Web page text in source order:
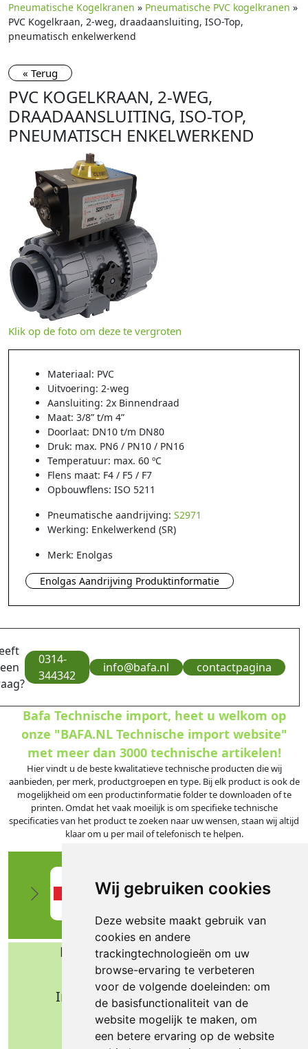
Wij gebruiken cookies
Deze website maakt gebruik van
cookies en andere
trackingtechnologieën om uw
browse-ervaring te verbeteren
voor de volgende doeleinden: om
de basisfunctionaliteit van de
website mogelijk te maken, om
een betere ervaring op de website
Pneumatische Kogelkranen » Pneumatische PVC kogelkranen »
PVC Kogelkraan, 2-weg, draadaansluiting, ISO-Top,
pneumatisch enkelwerkend
« Terug
PVC KOGELKRAAN, 2-WEG,
DRAADAANSLUITING, ISO-TOP,
PNEUMATISCH ENKELWERKEND
Klik op de foto om deze te vergroten
Materiaal: PVC
Uitvoering: 2-weg
Aansluiting: 2x Binnendraad
Maat: 3/8” t/m 4”
Doorlaat: DN10 t/m DN80
Druk: max. PN6 / PN10 / PN16
Temperatuur: max. 60 ºC
Flens maat: F4 / F5 / F7
Opbouwflens: ISO 5211
Pneumatische aandrijving: S2971
Werking: Enkelwerkend (SR)
Merk: Enolgas
Enolgas Aandrijving Produktinformatie
0314-
344342
info@bafa.nl contactpagina
Bafa Technische import, heet u welkom op
onze "BAFA.NL Technische import website"
met meer dan 3000 technische artikelen!
Hier vindt u de beste kwalitatieve technische producten die wij
aanbieden, per merk, productgroepen en type. Bij elk product is ook de
mogelijkheid om een productinformatie folder te downloaden of te
printen. Omdat het vaak moeilijk is om specifieke technische
specificaties van het product te zoeken naar uw wensen, staan wij altijd
klaar om u per mail of telefonisch te helpen.
Bafa b.v. Technische import
Nijverheidsweg 11
Industrieterrein Verheulsweide
7005 AS Doetinchem
Tel.: +31 (0)314 344 342